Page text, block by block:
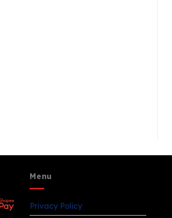
Menu
Privacy Policy